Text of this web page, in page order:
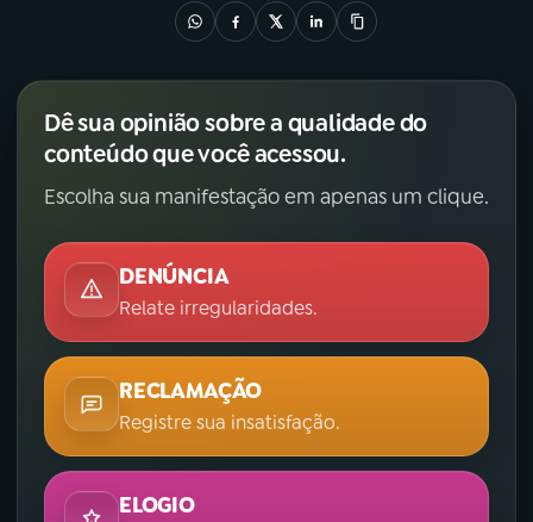
Dê sua opinião sobre a qualidade do
conteúdo que você acessou.
Escolha sua manifestação em apenas um clique.
DENÚNCIA
Relate irregularidades.
RECLAMAÇÃO
Registre sua insatisfação.
ELOGIO